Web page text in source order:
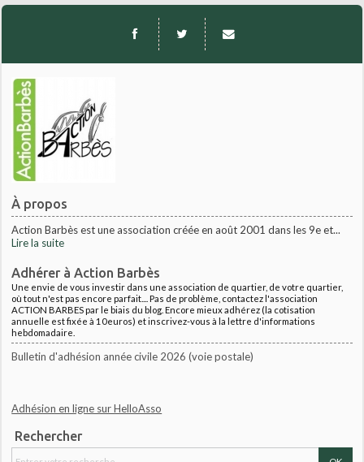
À propos
Action Barbès est une association créée en août 2001 dans les 9e et...
Lire la suite
Adhérer à Action Barbès
Une envie de vous investir dans une association de quartier, de votre quartier,
où tout n'est pas encore parfait.... Pas de problème, contactez l'association
ACTION BARBES par le biais du blog. Encore mieux adhérez (la cotisation
annuelle est fixée à 10euros) et inscrivez-vous à la lettre d'informations
hebdomadaire.
Bulletin d'adhésion année civile 2026 (voie postale)
Adhésion en ligne sur HelloAsso
Rechercher